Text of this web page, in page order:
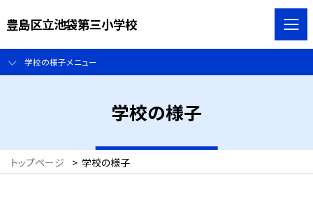
豊島区立池袋第三小学校
学校の様子メニュー
学校の様子
トップページ > 学校の様子